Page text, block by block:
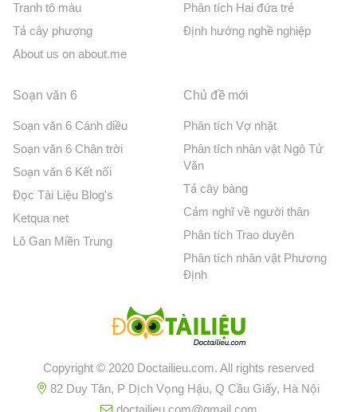
Tranh tô màu
Tả cây phượng
About us on about.me
Phân tích Hai đứa trẻ
Định hướng nghề nghiệp
Soạn văn 6
Soạn văn 6 Cánh diều
Soạn văn 6 Chân trời
Soạn văn 6 Kết nối
Đọc Tài Liệu Blog's
Ketqua net
Lô Gan Miền Trung
Chủ đề mới
Phân tích Vợ nhặt
Phân tích nhân vật Ngô Tử
Văn
Tả cây bàng
Cảm nghĩ về người thân
Phân tích Trao duyên
Phân tích nhân vật Phương
Định
Copyright © 2020 Doctailieu.com. All rights reserved
82 Duy Tân, P Dịch Vọng Hậu, Q Cầu Giấy, Hà Nội
doctailieu.com@gmail.com